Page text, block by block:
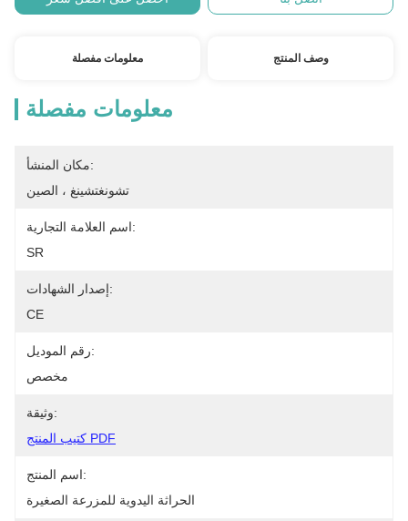
معلومات مفصلة وصف المنتج
معلومات مفصلة
مكان المنشأ:
تشونغتشينغ ، الصين
اسم العلامة التجارية:
SR
إصدار الشهادات:
CE
رقم الموديل:
مخصص
وثيقة:
كتيب المنتج PDF
اسم المنتج:
الحراثة اليدوية للمزرعة الصغيرة